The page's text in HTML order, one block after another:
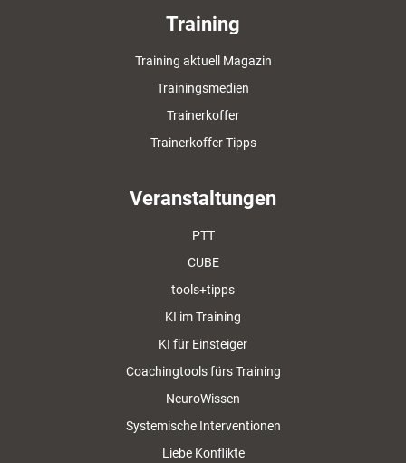
Training
Training aktuell Magazin
Trainingsmedien
Trainerkoffer
Trainerkoffer Tipps
Veranstaltungen
PTT
CUBE
tools+tipps
KI im Training
KI für Einsteiger
Coachingtools fürs Training
NeuroWissen
Systemische Interventionen
Liebe Konflikte